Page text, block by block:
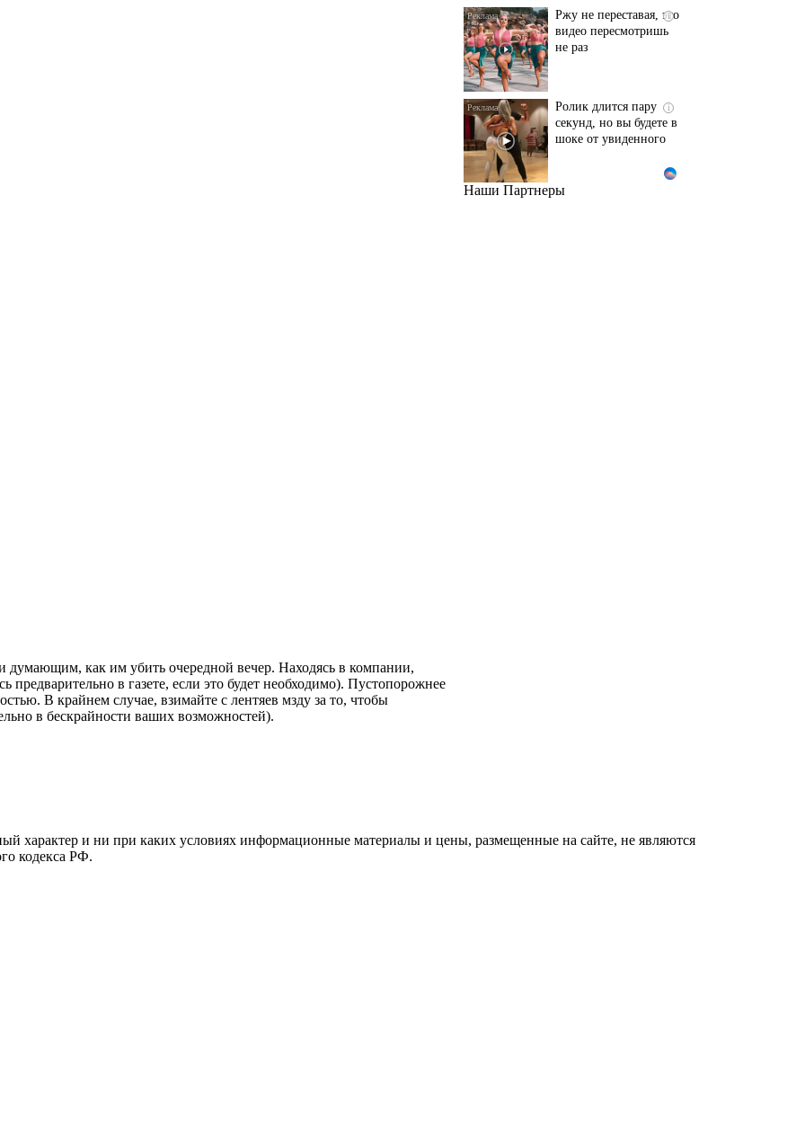
думающим, как им убить очередной вечер. Находясь в компании,
в газете, если это будет необходимо). Пустопорожнее
В крайнем случае, взимайте с лентяев мзду за то, чтобы
в бескрайности ваших возможностей).
i
Ржу не переставая, это
видео пересмотришь
не раз
i
Ролик длится пару
секунд, но вы будете в
шоке от увиденного
Ролик из Омска: вы
Наши Партнеры
характер и ни при каких условиях информационные материалы и цены, размещенные на сайте, не являются
кодекса РФ.